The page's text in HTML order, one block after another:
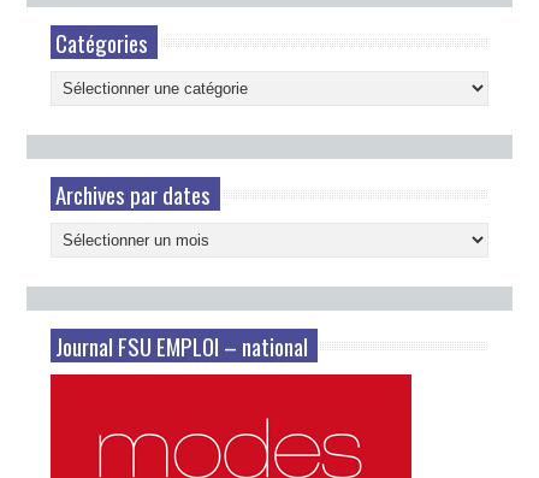
Catégories
Catégories
Archives par dates
Archives
par
dates
Journal FSU EMPLOI – national